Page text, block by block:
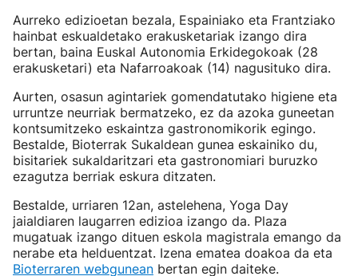
Aurreko edizioetan bezala, Espainiako eta Frantziako
hainbat eskualdetako erakusketariak izango dira
bertan, baina Euskal Autonomia Erkidegokoak (28
erakusketari) eta Nafarroakoak (14) nagusituko dira.
Aurten, osasun agintariek gomendatutako higiene eta
urruntze neurriak bermatzeko, ez da azoka guneetan
kontsumitzeko eskaintza gastronomikorik egingo.
Bestalde, Bioterrak Sukaldean gunea eskainiko du,
bisitariek sukaldaritzari eta gastronomiari buruzko
ezagutza berriak eskura ditzaten.
Bestalde, urriaren 12an, astelehena, Yoga Day
jaialdiaren laugarren edizioa izango da. Plaza
mugatuak izango dituen eskola magistrala emango da
nerabe eta helduentzat. Izena ematea doakoa da eta
Bioterraren webgunean bertan egin daiteke.